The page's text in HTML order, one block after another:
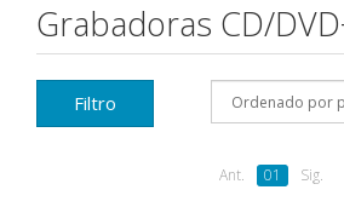
Grabadoras CD/
Filtro
Ant. 01 Sig.